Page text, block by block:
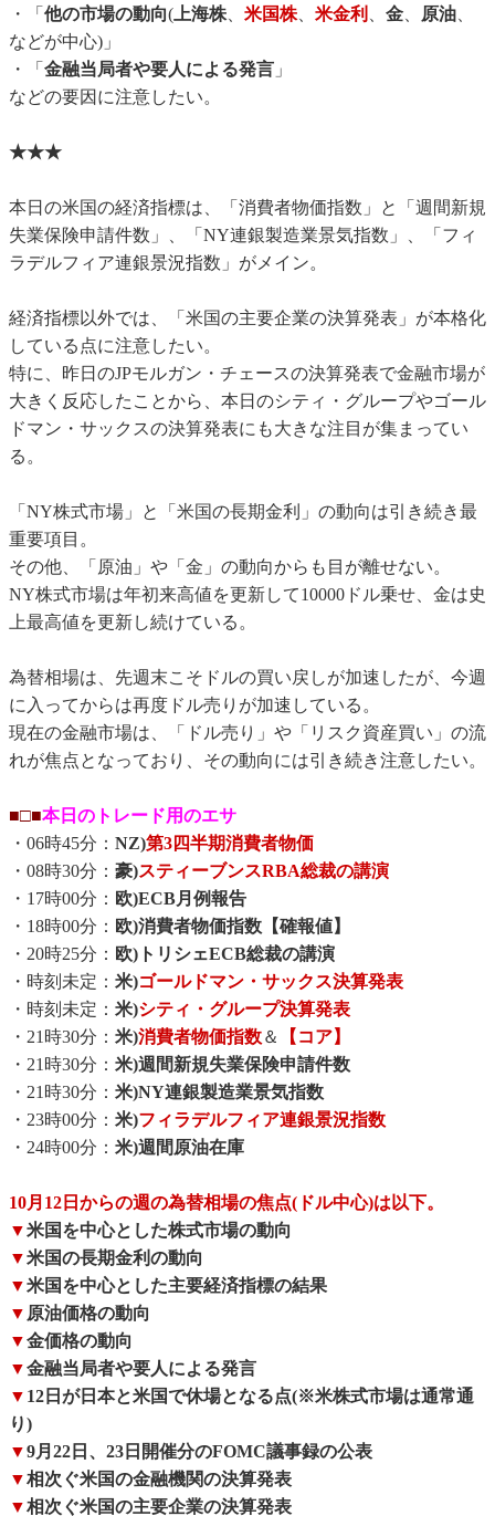
・「 他の市場の動向(上海株、 米国株、 米金利 、 金、 原油、
などが中心)」
・「 金融当局者や要人による発言 」
などの要因に注意したい。
★★★
本日の米国の経済指標は、「消費者物価指数」と「週間新規
失業保険申請件数」、「NY連銀製造業景気指数」、「フィ
ラデルフィア連銀景況指数」がメイン。
経済指標以外では、「米国の主要企業の決算発表」が本格化
している点に注意したい。
特に、昨日のJPモルガン・チェースの決算発表で金融市場が
大きく反応したことから、本日のシティ・グループやゴール
ドマン・サックスの決算発表にも大きな注目が集まってい
る。
「NY株式市場」と「米国の長期金利」の動向は引き続き最
重要項目。
その他、「原油」や「金」の動向からも目が離せない。
NY株式市場は年初来高値を更新して10000ドル乗せ、金は史
上最高値を更新し続けている。
為替相場は、先週末こそドルの買い戻しが加速したが、今週
に入ってからは再度ドル売りが加速している。
現在の金融市場は、「ドル売り」や「リスク資産買い」の流
れが焦点となっており、その動向には引き続き注意したい。
■□■本日のトレード用のエサ
・06時45分： NZ)第3四半期消費者物価
・08時30分： 豪)スティーブンスRBA総裁の講演
・17時00分： 欧)ECB月例報告
・18時00分： 欧)消費者物価指数【確報値】
・20時25分： 欧)トリシェECB総裁の講演
・時刻未定： 米)ゴールドマン・サックス決算発表
・時刻未定： 米)シティ・グループ決算発表
・21時30分： 米)消費者物価指数＆
【コア】
・21時30分： 米)週間新規失業保険申請件数
・21時30分： 米)NY連銀製造業景気指数
・23時00分： 米)フィラデルフィア連銀景況指数
・24時00分： 米)週間原油在庫
10月12日からの週の為替相場の焦点(ドル中心)は以下。
▼米国を中心とした株式市場の動向
▼米国の長期金利の動向
▼米国を中心とした主要経済指標の結果
▼ 原油価格の動向
▼金価格の動向
▼金融当局者や要人による発言
▼ 12日が日本と米国で休場となる点(※米株式市場は通常通
り)
▼9月22日、23日開催分のFOMC議事録の公表
▼相次ぐ米国の金融機関の決算発表
▼相次ぐ米国の主要企業の決算発表